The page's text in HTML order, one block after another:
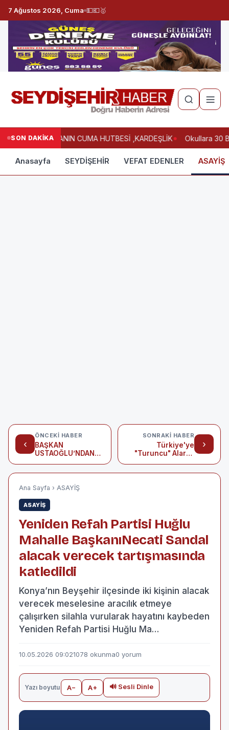
7 Ağustos 2026, Cuma 💵💶🥇
SON DAKİKAHAFTANIN CUMA HUTBESİ ,KARDEŞLİK Okullara 30
Anasayfa SEYDİŞEHİR VEFAT EDENLER ASAYİŞ
‹
ÖNCEKI HABER
BAŞKAN
USTAOĞLU’NDAN
›
SONRAKI HABER
Türkiye'ye
"Turuncu" Alarm:
Ana Sayfa › ASAYİŞ
ASAYİŞ
Yeniden Refah Partisi Huğlu
Mahalle BaşkanıNecati Sandal
alacak verecek tartışmasında
katledildi
Konya’nın Beyşehir ilçesinde iki kişinin alacak
verecek meselesine aracılık etmeye
çalışırken silahla vurularak hayatını kaybeden
Yeniden Refah Partisi Huğlu Ma…
10.05.2026 09:021078 okunma0 yorum
Yazı boyutu A− A+ 🔊 Sesli Dinle